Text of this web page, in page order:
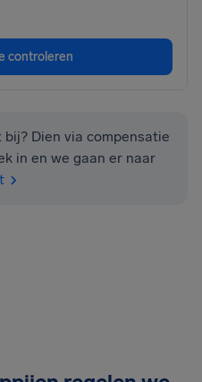
controleren
Dien via compensatie
in en we gaan er naar